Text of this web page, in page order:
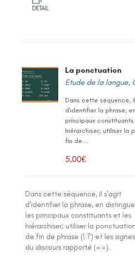
DETAIL
La ponctuation
Etude de la langue,
Dans cette séquence,
d'identifier la phrase,
principaux
hiérarchiser; utiliser la
fin de...
5,00€
Dans cette séquence, il s'agit
d'identifier la phrase, en
les principaux constituants et les
hiérarchiser; utiliser la ponctuation
de fin de phrase (! ?) et les signes
du discours rapporté (« »).